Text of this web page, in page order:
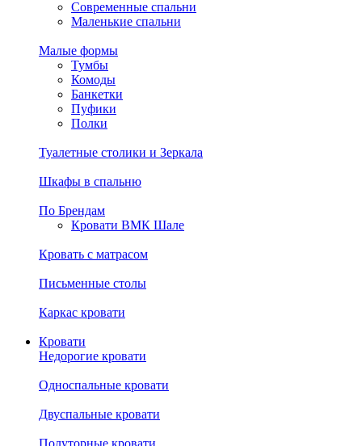
Современные спальни
Маленькие спальни
Малые формы
Тумбы
Комоды
Банкетки
Пуфики
Полки
Туалетные столики и Зеркала
Шкафы в спальню
По Брендам
Кровати ВМК Шале
Кровать с матрасом
Письменные столы
Каркас кровати
Кровати
Недорогие кровати
Односпальные кровати
Двуспальные кровати